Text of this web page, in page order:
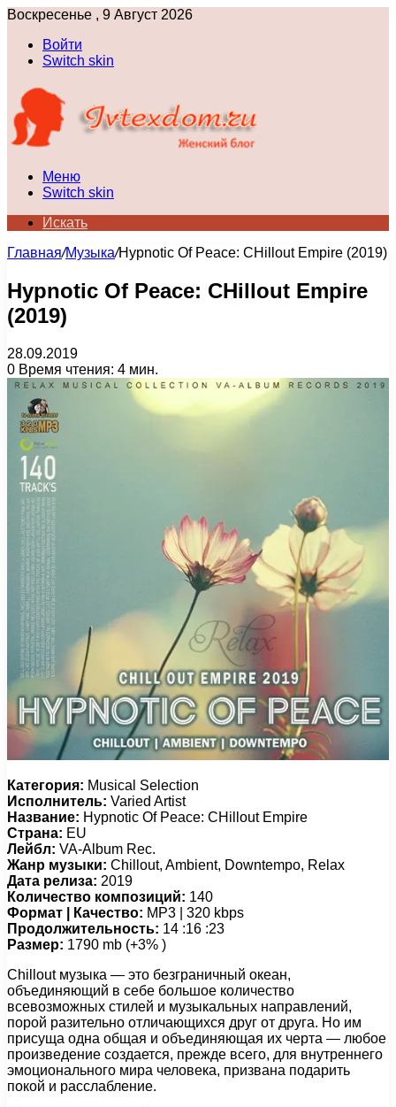
Воскресенье , 9 Август 2026
Войти
Switch skin
Меню
Switch skin
Искать
Главная/Музыка/Hypnotic Of Peace: CHillout Empire (2019)
Hypnotic Of Peace: CHillout Empire
(2019)
28.09.2019
0 Время чтения: 4 мин.
Категория: Musical Selection
Исполнитель: Varied Artist
Название: Hypnotic Of Peace: CHillout Empire
Страна: EU
Лейбл: VA-Album Rec.
Жанр музыки: Chillout, Ambient, Downtempo, Relax
Дата релиза: 2019
Количество композиций: 140
Формат | Качество: MP3 | 320 kbps
Продолжительность: 14 :16 :23
Размер: 1790 mb (+3% )
Chillout музыка — это безграничный океан,
объединяющий в себе большое количество
всевозможных стилей и музыкальных направлений,
порой разительно отличающихся друг от друга. Но им
присуща одна общая и объединяющая их черта — любое
произведение создается, прежде всего, для внутреннего
эмоционального мира человека, призвана подарить
покой и расслабление.